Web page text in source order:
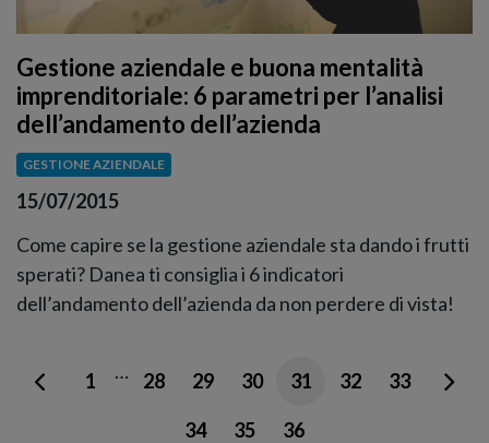
Gestione aziendale e buona mentalità
imprenditoriale: 6 parametri per l’analisi
dell’andamento dell’azienda
GESTIONE AZIENDALE
15/07/2015
Come capire se la gestione aziendale sta dando i frutti
sperati? Danea ti consiglia i 6 indicatori
dell’andamento dell’azienda da non perdere di vista!
1 … 28 29 30 31 32 33
34 35 36